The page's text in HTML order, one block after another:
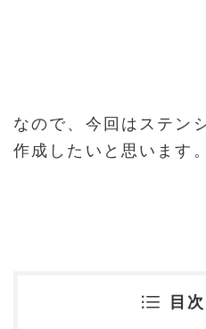
なので、今回はステン
作成したいと思います。
目次